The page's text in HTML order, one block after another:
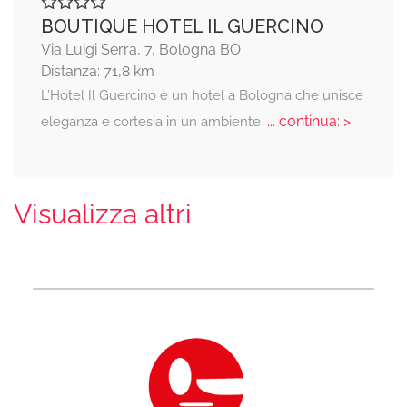
BOUTIQUE HOTEL IL GUERCINO
Via Luigi Serra, 7, Bologna BO
Distanza: 71,8 km
L’Hotel Il Guercino è un hotel a Bologna che unisce
eleganza e cortesia in un ambiente... continua: >
Visualizza altri